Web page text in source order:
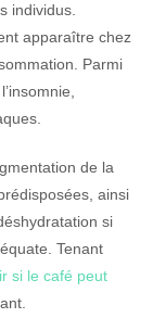
individus.
apparaître chez
Parmi
de la
ainsi
si
Tenant
si le café peut